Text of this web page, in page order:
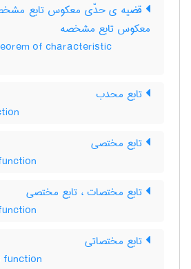
قضیه ی حدّی معکوس تابع
معکوس تابع مشخصه
of characteristic
تابع محدب
تابع مختصی
تابع مختصات ، تابع مختصی
تابع مختصاتی